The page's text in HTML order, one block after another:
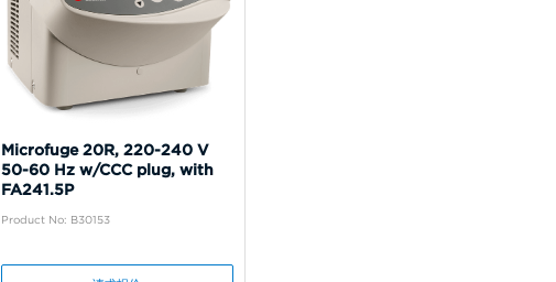
Microfuge 20R, 220-240 V
50-60 Hz w/CCC plug, with
FA241.5P
Product No: B30153